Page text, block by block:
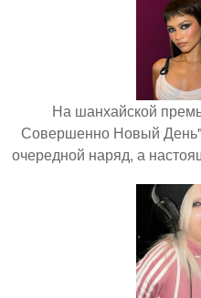
На шанхайской
Совершенно Новый
очередной наряд, а